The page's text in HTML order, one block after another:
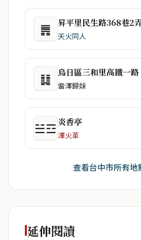
䷠ 昇平里民生路368巷2
天火同人
䷆ 烏日區三和里高鐵一路
雷澤歸妹
☱☲ 炎香亭
澤火革
查看台中市所有地
延伸閱讀